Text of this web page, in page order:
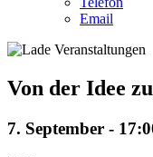
Email
Von der Idee
7. September -